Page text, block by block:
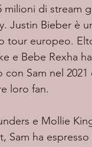
di stream
Justin Bieber è
tour europeo.
e Bebe Rexha
Sam nel
loro fan.
Sam ha